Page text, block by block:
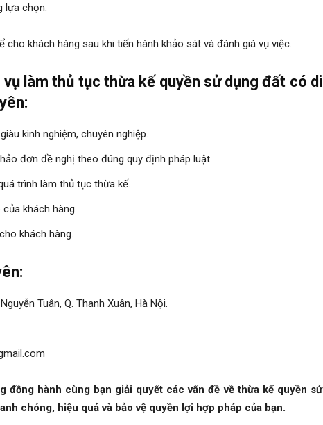
lựa chọn.
cho khách hàng sau khi tiến hành khảo sát và đánh giá vụ việc.
làm thủ tục thừa kế quyền sử dụng đất có di
kinh nghiệm, chuyên nghiệp.
đơn đề nghị theo đúng quy định pháp luật.
trình làm thủ tục thừa kế.
khách hàng.
khách hàng.
Tuân, Q. Thanh Xuân, Hà Nội.
đồng hành cùng bạn giải quyết các vấn đề về thừa kế quyền sử
chóng, hiệu quả và bảo vệ quyền lợi hợp pháp của bạn.